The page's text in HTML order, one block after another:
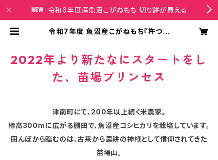
令和6年度産魚沼こがねもち 切り餅が買える
令和7年度 魚沼産こがねもち『杵つき
プ
2022年より新たなにスタートをし
た、苗場プリンセス
津南町にて、200年以上続く米農家。
標高300mに広がる棚田で、魚沼産コシヒカリを栽培しています。
田んぼから臨むのは、古来から農耕の神様として信仰されてきた
苗場山。